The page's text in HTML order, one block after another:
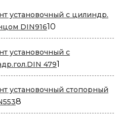
установочный с цилиндр.
DIN91610
товаров
установочный с
4791
товар
установочный стопорный
8
товаров